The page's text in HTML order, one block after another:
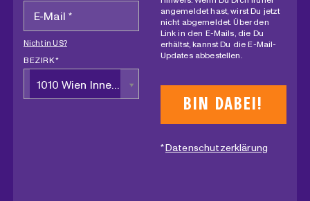
Nicht inUS?
BEZIRK *
1010 Wien Innere Stadt
angemeldet hast, wirst Du jetzt
nicht abgemeldet. Über den
Link in den E-Mails, die Du
erhältst, kannst Du die E-Mail-
Updates abbestellen.
*Datenschutzerklärung